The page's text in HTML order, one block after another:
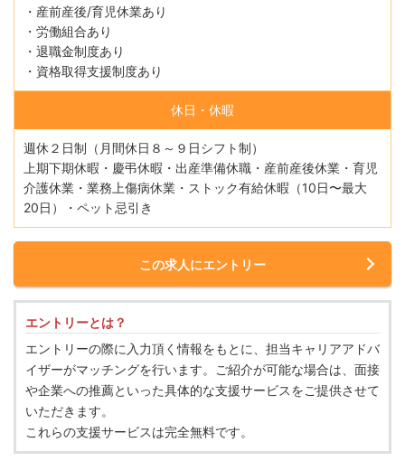
・産前産後/育児休業あり
・労働組合あり
・退職金制度あり
・資格取得支援制度あり
休日・休暇
週休２日制（月間休日８～９日シフト制）
上期下期休暇・慶弔休暇・出産準備休職・産前産後休業・育児
介護休業・業務上傷病休業・ストック有給休暇（10日〜最大
20日）・ペット忌引き
この求人にエントリー
エントリーとは？
エントリーの際に入力頂く情報をもとに、担当キャリアアドバ
イザーがマッチングを行います。ご紹介が可能な場合は、面接
や企業への推薦といった具体的な支援サービスをご提供させて
いただきます。
これらの支援サービスは完全無料です。